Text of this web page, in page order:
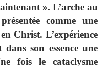
». L’arche au
comme une
Christ. L’expérience
son essence une
fois le cataclysme